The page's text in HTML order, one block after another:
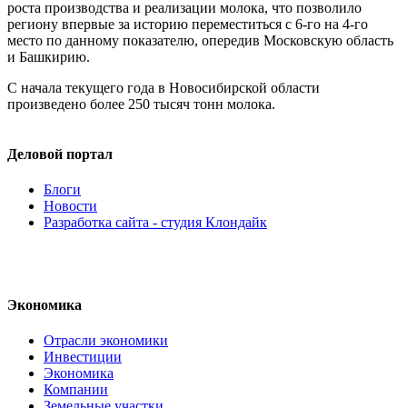
роста производства и реализации молока, что позволило
региону впервые за историю переместиться с 6-го на 4-го
место по данному показателю, опередив Московскую область
и Башкирию.
С начала текущего года в Новосибирской области
произведено более 250 тысяч тонн молока.
Деловой портал
Блоги
Новости
Разработка сайта - студия Клондайк
Экономика
Отрасли экономики
Инвестиции
Экономика
Компании